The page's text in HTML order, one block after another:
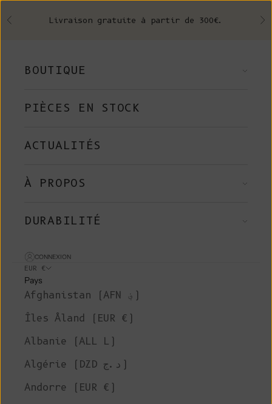
Précédent Livraison gratuite à partir de 300€.
BOUTIQUE
PIÈCES EN STOCK
ACTUALITÉS
À PROPOS
DURABILITÉ
CONNEXION
EUR €
Pays
Afghanistan (AFN ؋)
Îles Åland (EUR €)
Albanie (ALL L)
Algérie (DZD د.ج)
Andorre (EUR €)